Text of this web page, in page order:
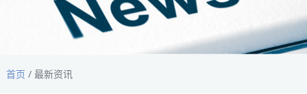
首页 / 最新资讯